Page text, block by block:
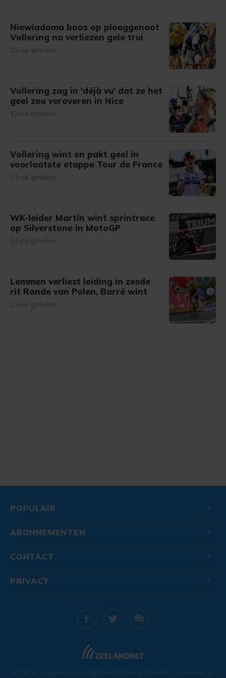
Niewiadoma boos op ploeggenoot
Vollering na verliezen gele trui
10 uur geleden
Vollering zag in 'déjà vu' dat ze het
geel zou veroveren in Nice
12 uur geleden
Vollering wint en pakt geel in
voorlaatste etappe Tour de France
13 uur geleden
WK-leider Martín wint sprintrace
op Silverstone in MotoGP
13 uur geleden
Lemmen verliest leiding in zesde
rit Ronde van Polen, Barré wint
13 uur geleden
POPULAIR
ABONNEMENTEN
CONTACT
© 2026 . Onderdeel van DELTA Fiber Nederland B.V. Geniet van je
PRIVACY